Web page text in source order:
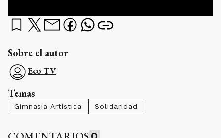
Sobre el autor
Eco TV
Temas
Gimnasia Artística Solidaridad